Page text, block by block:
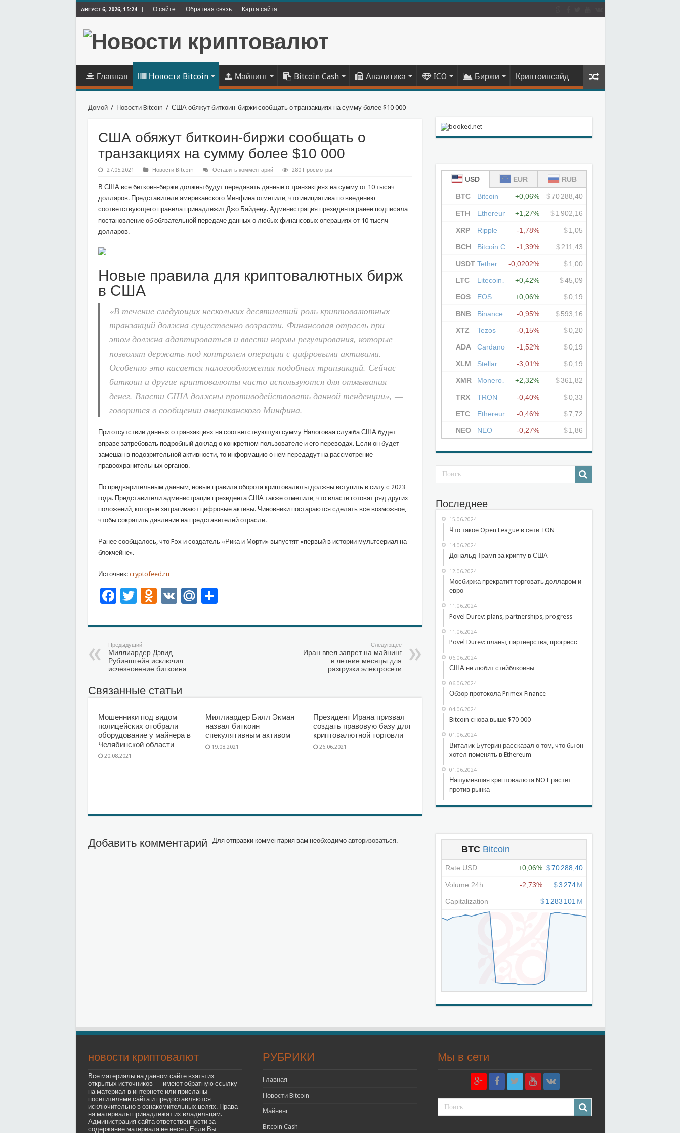
АВГУСТ 6, 2026, 15:24 О сайте Обратная связь Карта сайта
Главная Новости Bitcoin Майнинг Bitcoin Cash Аналитика ICO Биржи Криптоинсайд
Домой / Новости Bitcoin / США обяжут биткоин-биржи сообщать о транзакциях на сумму более $10 000
США обяжут биткоин-биржи сообщать о
транзакциях на сумму более $10 000
27.05.2021 Новости Bitcoin Оставить комментарий 280 Просмотры
В США все биткоин-биржи должны будут передавать данные о транзакциях на сумму от 10 тысяч
долларов. Представители американского Минфина отметили, что инициатива по введению
соответствующего правила принадлежит Джо Байдену. Администрация президента ранее подписала
постановление об обязательной передаче данных о любых финансовых операциях от 10 тысяч
долларов.
Новые правила для криптовалютных бирж
в США
«В течение следующих нескольких десятилетий роль криптовалютных
транзакций должна существенно возрасти. Финансовая отрасль при
этом должна адаптироваться и ввести нормы регулирования, которые
позволят держать под контролем операции с цифровыми активами.
Особенно это касается налогообложения подобных транзакций. Сейчас
биткоин и другие криптовалюты часто используются для отмывания
денег. Власти США должны противодействовать данной тенденции», —
говорится в сообщении американского Минфина.
При отсутствии данных о транзакциях на соответствующую сумму Налоговая служба США будет
вправе затребовать подробный доклад о конкретном пользователе и его переводах. Если он будет
замешан в подозрительной активности, то информацию о нем передадут на рассмотрение
правоохранительных органов.
По предварительным данным, новые правила оборота криптовалюты должны вступить в силу с 2023
года. Представители администрации президента США также отметили, что власти готовят ряд других
положений, которые затрагивают цифровые активы. Чиновники постараются сделать все возможное,
чтобы сократить давление на представителей отрасли.
Ранее сообщалось, что Foх и создатель «Рика и Морти» выпустят «первый в истории мультсериал на
блокчейне».
Источник:cryptofeed.ru
Facebook
Twitter
Odnoklassniki
VKMail.Ru
Отправить
Предыдущий
Миллиардер Дэвид
Рубинштейн исключил
исчезновение биткоина
Следующее
Иран ввел запрет на майнинг
в летние месяцы для
разгрузки электросети
Связанные статьи
Мошенники под видом
полицейских отобрали
оборудование у майнера в
Челябинской области
20.08.2021
Миллиардер Билл Экман
назвал биткоин
спекулятивным активом
19.08.2021
Президент Ирана призвал
создать правовую базу для
криптовалютной торговли
26.06.2021
Добавить комментарий Для отправки комментария вам необходимо авторизоваться.
Последнее
15.06.2024
Что такое Open League в сети TON
14.06.2024
Дональд Трамп за крипту в США
12.06.2024
Мосбиржа прекратит торговать долларом и
евро
11.06.2024
Povel Durev: plans, partnerships, progress
11.06.2024
Povel Durev: планы, партнерства, прогресс
06.06.2024
США не любит стейблкоины
06.06.2024
Обзор протокола Primex Finance
04.06.2024
Bitcoin снова выше $70 000
01.06.2024
Виталик Бутерин рассказал о том, что бы он
хотел поменять в Ethereum
01.06.2024
Нашумевшая криптовалюта NOT растет
против рынка
новости криптовалют
Все материалы на данном сайте взяты из
открытых источников — имеют обратную ссылку
на материал в интернете или присланы
посетителями сайта и предоставляются
исключительно в ознакомительных целях. Права
на материалы принадлежат их владельцам.
Администрация сайта ответственности за
содержание материала не несет. Если Вы
РУБРИКИ
Главная
Новости Bitcoin
Майнинг
Bitcoin Cash
Мы в сети